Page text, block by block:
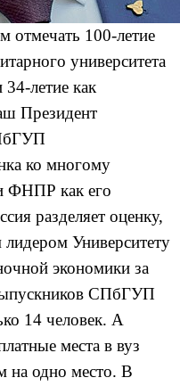
отмечать 100-летие
университета
34-летие как
Президент
ко многому
ФНПР как его
разделяет оценку,
Университету
экономики за
СПбГУП
14 человек. А
места в вуз
на одно место. В